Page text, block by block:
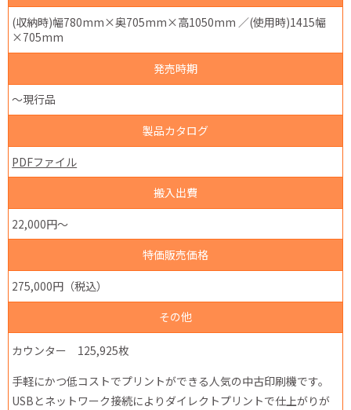
(収納時)幅780mm×奥705mm×高1050mm ／(使用時)1415幅
×705mm
発売時期
～現行品
製品カタログ
PDFファイル
搬入出費
22,000円～
特価販売価格
275,000円（税込）
その他
カウンター 125,925枚
手軽にかつ低コストでプリントができる人気の中古印刷機です。
USBとネットワーク接続によりダイレクトプリントで仕上がりが